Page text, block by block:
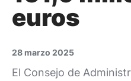
euros
28 marzo 2025
El Consejo de